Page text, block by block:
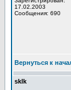
17.02.2003
Сообщения: 690
Вернуться к
sklk